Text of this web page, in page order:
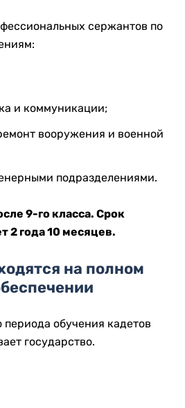
сержантов по
и коммуникации;
вооружения и военной
подразделениями.
9-го класса. Срок
2 года 10 месяцев.
на полном
обучения кадетов
государство.